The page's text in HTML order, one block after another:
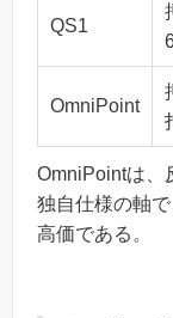
QS1
OmniPoint
OmniPointは、
独自仕様の軸
高価である。